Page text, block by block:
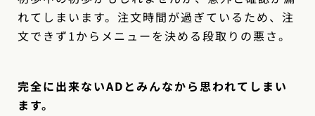
れてしまいます。注文時間が過ぎているため、注
文できず1からメニューを決める段取りの悪さ。
完全に出来ないADとみんなから思われてしまい
ます。